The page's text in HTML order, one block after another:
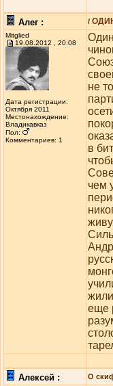
Алег : /
Mitglied
19.08.2012 , 20:08
Дата регистрации:
Октября 2011
Местонахождение:
Владикавказ
Пол:
Комментариев: 1
не
в
чем
еще
Алексей : О